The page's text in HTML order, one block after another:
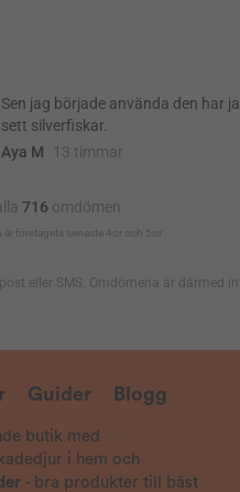
Guider Blogg
butik med
i hem och
- bra produkter till bäst